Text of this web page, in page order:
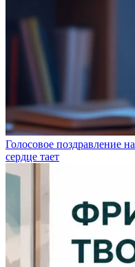
Голосовое поздравление
сердце тает